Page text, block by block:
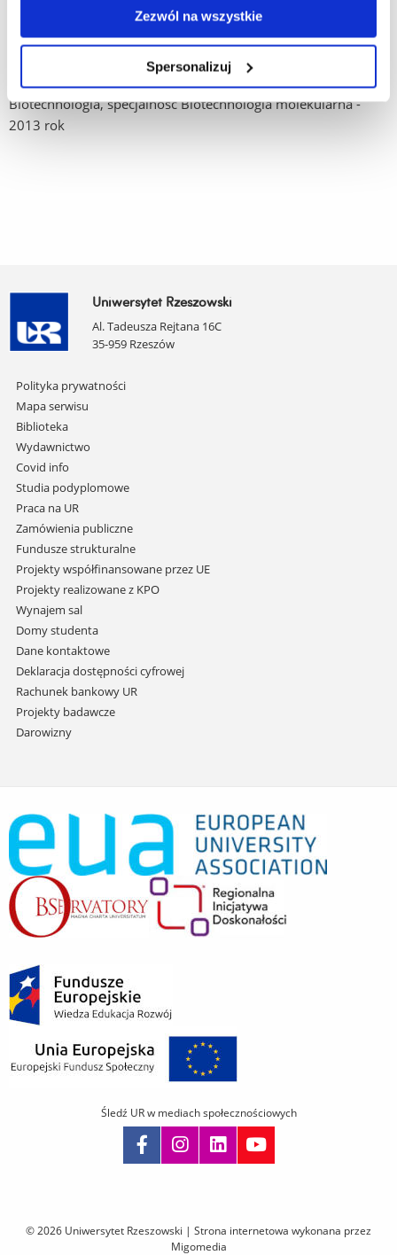
Zezwól na wszystkie
Spersonalizuj
znane miejsce pracy: doktorant Studium Medycyny
Molekularnej Warszawskiego Uniwersytetu Medycznego.
rok ukończenia studiów magisterskich na kierunku
Biotechnologia, specjalność Biotechnologia molekularna -
2013 rok
Uniwersytet Rzeszowski
Al. Tadeusza Rejtana 16C
35-959 Rzeszów
Pomiń
nawigację
i
przejdź
do
treści
Polityka prywatności
Mapa serwisu
Biblioteka
Wydawnictwo
Covid info
Studia podyplomowe
Praca na UR
Zamówienia publiczne
Fundusze strukturalne
Projekty współfinansowane przez UE
Projekty realizowane z KPO
Wynajem sal
Domy studenta
Dane kontaktowe
Deklaracja dostępności cyfrowej
Rachunek bankowy UR
Projekty badawcze
Darowizny
© 2026 Uniwersytet Rzeszowski | Strona internetowa wykonana przez
Migomedia
Śledź UR w mediach społecznościowych
i
przejdź